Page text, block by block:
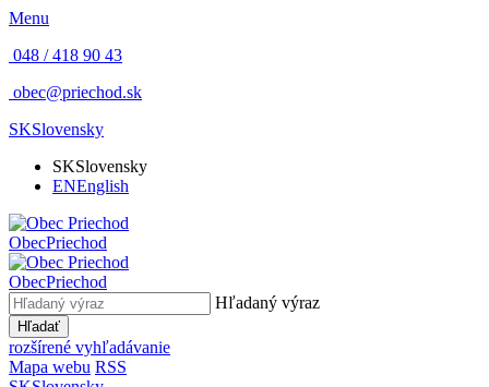
Menu
048 / 418 90 43
obec@priechod.sk
SKSlovensky
SKSlovensky
ENEnglish
ObecPriechod
ObecPriechod
Hľadaný výraz
Hľadať
rozšírené vyhľadávanie
Mapa webu RSS